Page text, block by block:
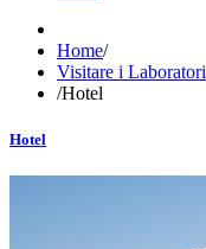
Home/
Visitare i Laboratori
/Hotel
Hotel